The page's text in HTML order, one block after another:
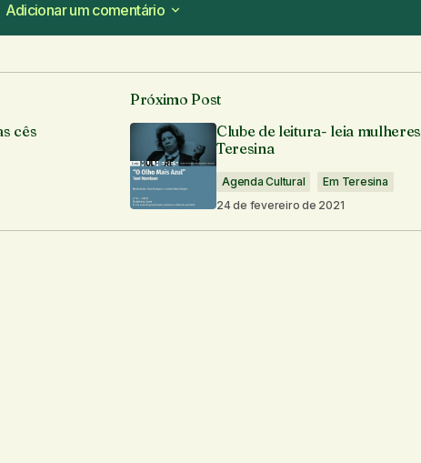
Adicionar um comentário
Adicionar um comentário
Campos obrigatórios são marcados com
cês
Próximo Post
Clube de leitura- leia mulheres
Teresina
Agenda Cultural
Em Teresina
24 de fevereiro de 2021